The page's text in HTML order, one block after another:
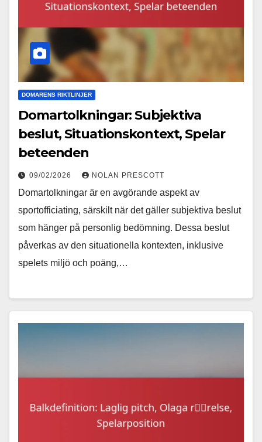
DOMARENS RIKTLINJER
Domartolkningar: Subjektiva
beslut, Situationskontext, Spelar
beteenden
09/02/2026 NOLAN PRESCOTT
Domartolkningar är en avgörande aspekt av
sportofficiating, särskilt när det gäller subjektiva beslut
som hänger på personlig bedömning. Dessa beslut
påverkas av den situationella kontexten, inklusive
spelets miljö och poäng,…